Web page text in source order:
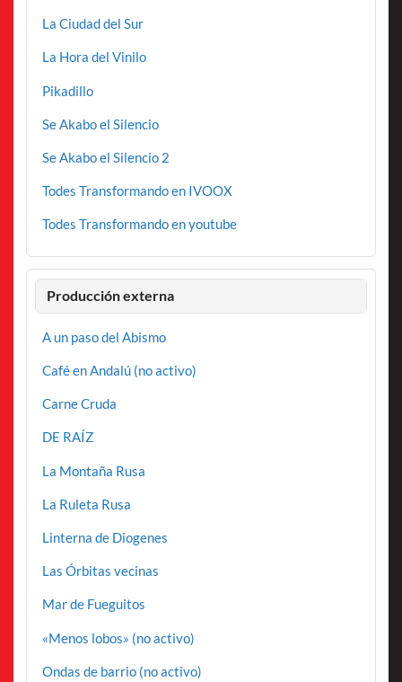
La Ciudad del Sur
La Hora del Vinilo
Pikadillo
Se Akabo el Silencio
Se Akabo el Silencio 2
Todes Transformando en IVOOX
Todes Transformando en youtube
Producción externa
A un paso del Abismo
Café en Andalú (no activo)
Carne Cruda
DE RAÍZ
La Montaña Rusa
La Ruleta Rusa
Linterna de Diogenes
Las Órbitas vecinas
Mar de Fueguitos
«Menos lobos» (no activo)
Ondas de barrio (no activo)